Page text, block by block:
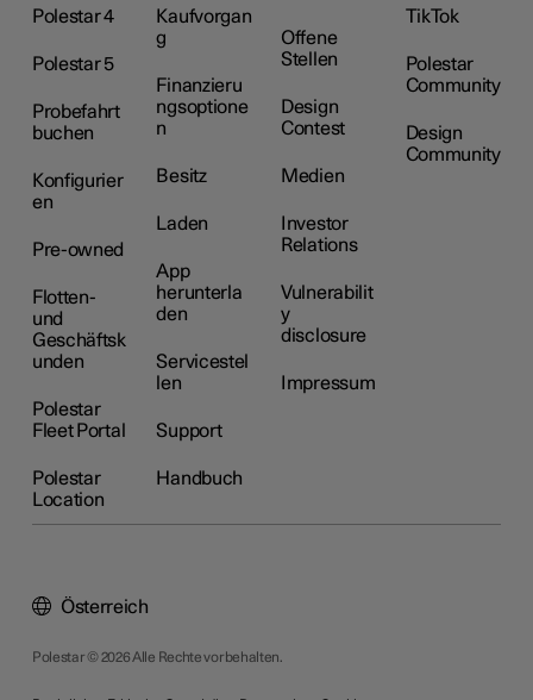
Polestar 4
Polestar 5
Probefahrt
buchen
Konfigurier
en
Pre-owned
Flotten-
und
Geschäftsk
unden
Polestar
Fleet Portal
Polestar
Location
Kaufvorgan
g
Finanzieru
ngsoptione
n
Besitz
Laden
App
herunterla
den
Servicestel
len
Support
Handbuch
Offene
Stellen
Design
Contest
Medien
Investor
Relations
Vulnerabilit
y
disclosure
Impressum
TikTok
Polestar
Community
Design
Community
Polestar © 2026 Alle Rechte vorbehalten.
Österreich